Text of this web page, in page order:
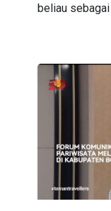
beliau sebagai